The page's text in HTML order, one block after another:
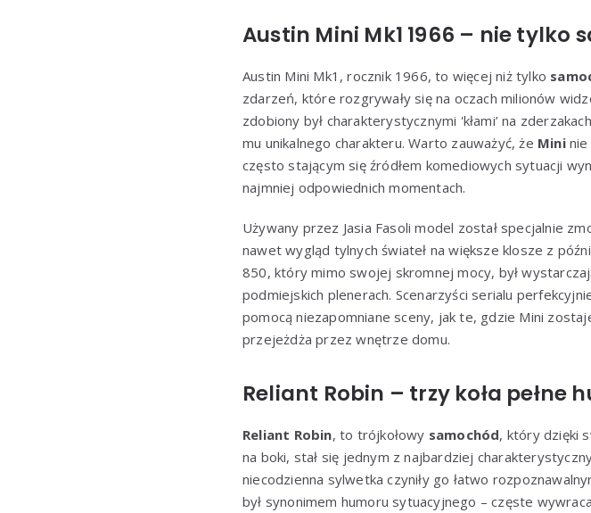
Austin Mini Mk1 1966 – nie
Austin Mini Mk1, rocznik 1966, to więcej niż tylko
zdarzeń, które rozgrywały się na oczach milionów
zdobiony był charakterystycznymi 'kłami’ na
mu unikalnego charakteru. Warto zauważyć, że Mininie
często stającym się źródłem komediowych sytuacji
najmniej odpowiednich momentach.
Używany przez Jasia Fasoli model został specjalnie
nawet wygląd tylnych świateł na większe klosze z
850, który mimo swojej skromnej mocy, był
podmiejskich plenerach. Scenarzyści serialu
pomocą niezapomniane sceny, jak te, gdzie Mini
przejeżdża przez wnętrze domu.
Reliant Robin – trzy koła pełne
Reliant Robin, to trójkołowy samochód, który dzięki
na boki, stał się jednym z najbardziej
niecodzienna sylwetka czyniły go łatwo
był synonimem humoru sytuacyjnego – częste